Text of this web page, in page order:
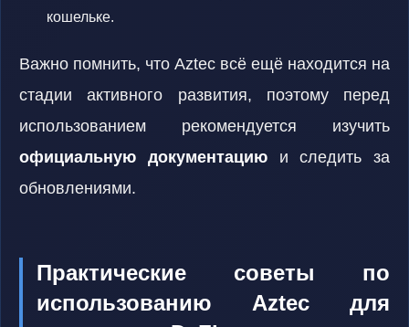
кошельке.
Важно помнить, что Aztec всё ещё находится на
стадии активного развития, поэтому перед
использованием рекомендуется изучить
официальную документациюи следить за
обновлениями.
Практические советы по
использованию Aztec для